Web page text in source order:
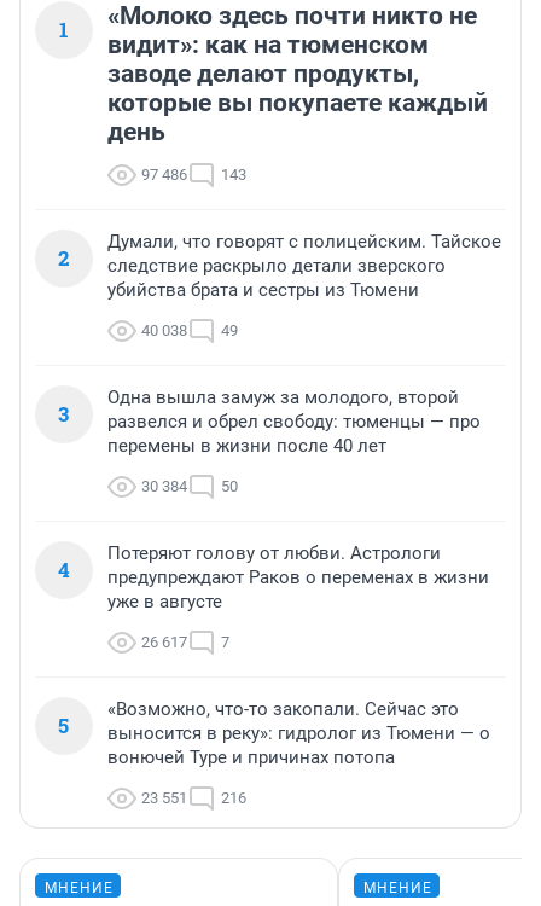
1
«Молоко здесь почти никто не
видит»: как на тюменском
заводе делают продукты,
которые вы покупаете каждый
день
97 486 143
2
Думали, что говорят с полицейским. Тайское
следствие раскрыло детали зверского
убийства брата и сестры из Тюмени
40 038 49
3
Одна вышла замуж за молодого, второй
развелся и обрел свободу: тюменцы — про
перемены в жизни после 40 лет
30 384 50
4
Потеряют голову от любви. Астрологи
предупреждают Раков о переменах в жизни
уже в августе
26 617 7
5
«Возможно, что-то закопали. Сейчас это
выносится в реку»: гидролог из Тюмени — о
вонючей Туре и причинах потопа
23 551 216
МНЕНИЕ МНЕНИЕ